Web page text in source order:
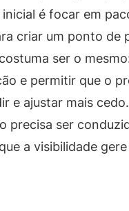
é focar em
criar um ponto de
ser o
e permitir que o
e ajustar mais
precisa ser
a visibilidade